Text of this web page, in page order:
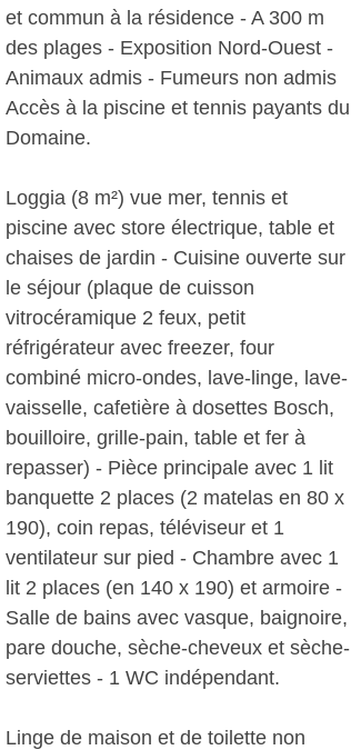
et commun à la résidence - A 300 m
des plages - Exposition Nord-Ouest -
Animaux admis - Fumeurs non admis 
Accès à la piscine et tennis payants du
Domaine.
Loggia (8 m²) vue mer, tennis et
piscine avec store électrique, table et
chaises de jardin - Cuisine ouverte sur
le séjour (plaque de cuisson
vitrocéramique 2 feux, petit
réfrigérateur avec freezer, four
combiné micro-ondes, lave-linge, lave-
vaisselle, cafetière à dosettes Bosch,
bouilloire, grille-pain, table et fer à
repasser) - Pièce principale avec 1 lit
banquette 2 places (2 matelas en 80 x
190), coin repas, téléviseur et 1
ventilateur sur pied - Chambre avec 1
lit 2 places (en 140 x 190) et armoire -
Salle de bains avec vasque, baignoire,
pare douche, sèche-cheveux et sèche-
serviettes - 1 WC indépendant.
Linge de maison et de toilette non